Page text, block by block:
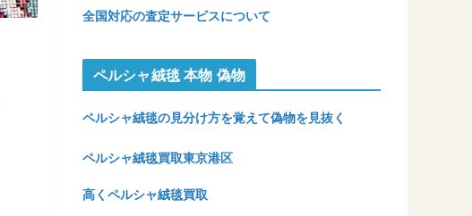
全国対応の査定サービスについて
ペルシャ絨毯 本物 偽物
ペルシャ絨毯の見分け方を覚えて偽物を見抜く
ペルシャ絨毯買取東京港区
高くペルシャ絨毯買取